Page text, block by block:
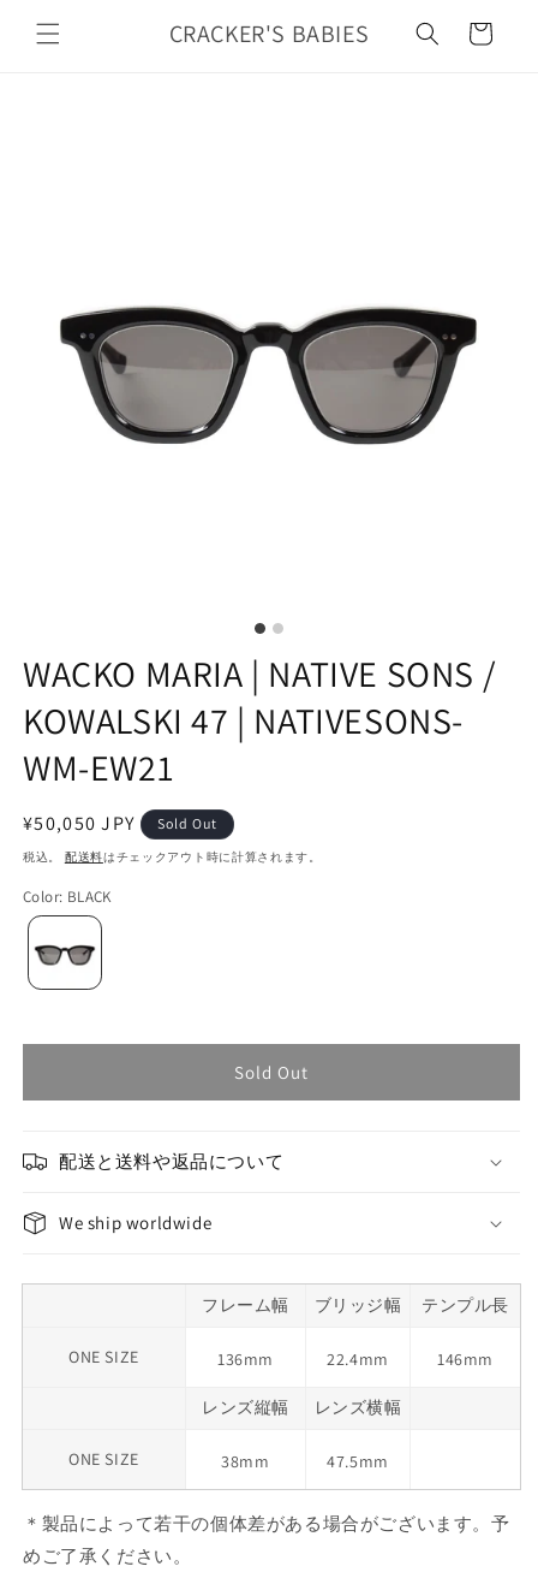
ンツに
進む
CRACKER'S BABIES
ー
WACKO MARIA | NATIVE SONS /
KOWALSKI 47 | NATIVESONS-
WM-EW21
通
常
格
¥50,050 JPY Sold Out
税込。 配送料はチェックアウト時に計算されます。
Color: BLACK
Sold Out
配送と送料や返品について
We ship worldwide
フレーム幅 ブリッジ幅 テンプル長
ONE SIZE 136mm 22.4mm 146mm
レンズ縦幅 レンズ横幅
ONE SIZE 38mm 47.5mm
＊製品によって若干の個体差がある場合がございます。予
めご了承ください。